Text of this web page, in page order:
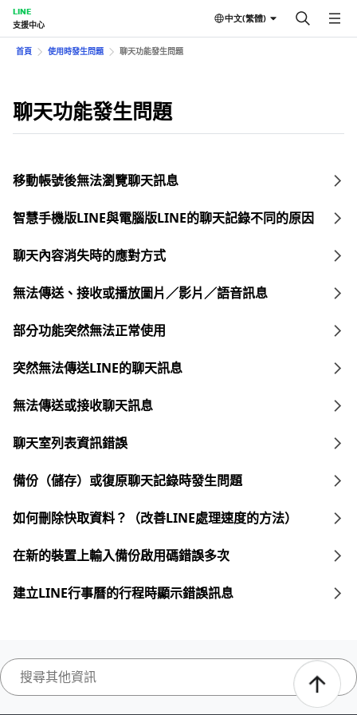
LINE
支援中心
中文(繁體)
首頁 使用時發生問題 聊天功能發生問題
聊天功能發生問題
移動帳號後無法瀏覽聊天訊息
智慧手機版LINE與電腦版LINE的聊天記錄不同的原因
聊天內容消失時的應對方式
無法傳送、接收或播放圖片／影片／語音訊息
部分功能突然無法正常使用
突然無法傳送LINE的聊天訊息
無法傳送或接收聊天訊息
聊天室列表資訊錯誤
備份（儲存）或復原聊天記錄時發生問題
如何刪除快取資料？（改善LINE處理速度的方法）
在新的裝置上輸入備份啟用碼錯誤多次
建立LINE行事曆的行程時顯示錯誤訊息